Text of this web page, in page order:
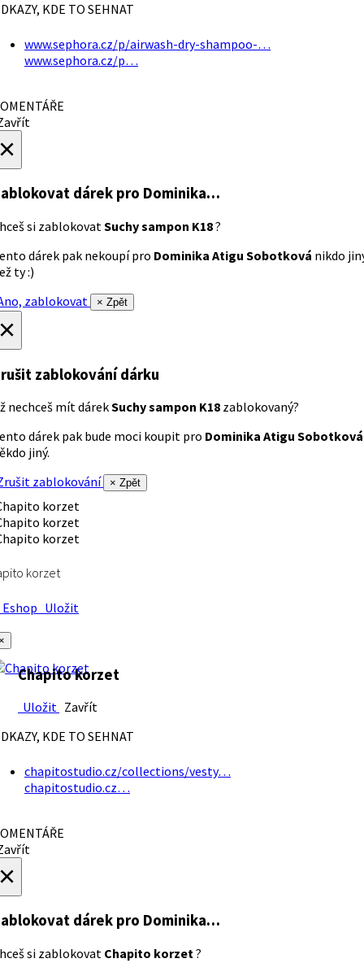
KDE TO SEHNAT
www.sephora.cz/p/airwash-dry-shampoo-…
www.sephora.cz/p…
dárek pro Dominika…
si zablokovatSuchy sampon K18?
dárek pak nekoupí pro Dominika Atigu Sobotková nikdo
ty :)
zablokovat
× Zpět
zablokování dárku
nechceš mít dárekSuchy sampon K18 zablokovaný?
dárek pak bude moci koupit pro Dominika Atigu Sobotková
jiný.
zablokování
× Zpět
korzet
Uložit
Chapito korzet
Uložit Zavřít
KDE TO SEHNAT
chapitostudio.cz/collections/vesty…
chapitostudio.cz…
dárek pro Dominika…
si zablokovat Chapito korzet?